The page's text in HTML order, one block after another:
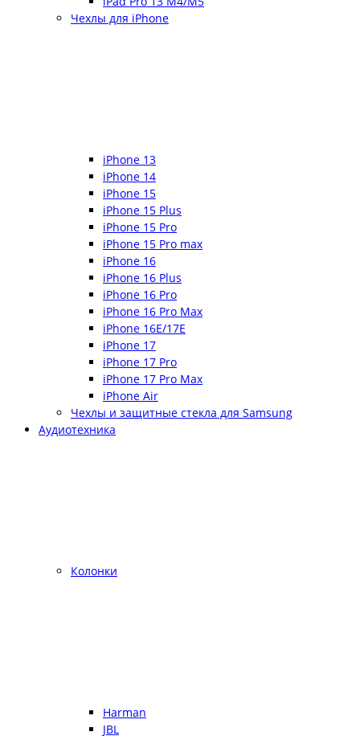
Чехлы для iPhone
iPhone 13
iPhone 14
iPhone 15
iPhone 15 Plus
iPhone 15 Pro
iPhone 15 Pro max
iPhone 16
iPhone 16 Plus
iPhone 16 Pro
iPhone 16 Pro Max
iPhone 16E/17E
iPhone 17
iPhone 17 Pro
iPhone 17 Pro Max
iPhone Air
Чехлы и защитные стекла для Samsung
Аудиотехника
Колонки
Harman
JBL